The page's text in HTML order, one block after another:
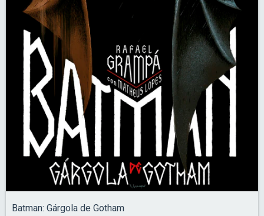
Batman: Gárgola de Gotham